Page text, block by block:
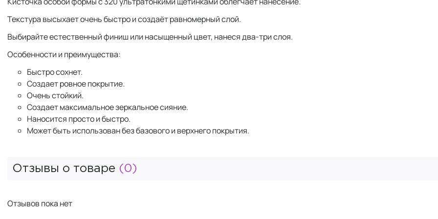
Текстура высыхает очень быстро и создаёт равномерный слой.
Выбирайте естественный финиш или насыщенный цвет, нанеся два-три слоя.
Особенности и преимущества:
Быстро сохнет.
Создает ровное покрытие.
Очень стойкий.
Создает максимальное зеркальное сияние.
Наносится просто и быстро.
Может быть использован без базового и верхнего покрытия.
Отзывы о товаре (0)
Отзывов пока нет